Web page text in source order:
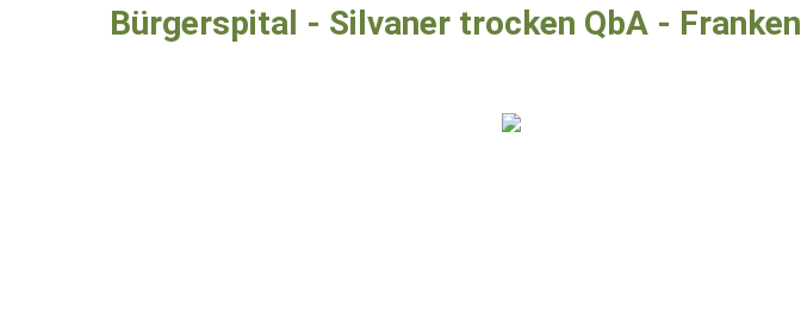
Bürgerspital - Silvaner trocken QbA - Franken